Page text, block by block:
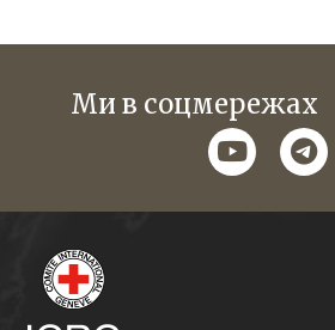
Ми в соцмережах
youtube